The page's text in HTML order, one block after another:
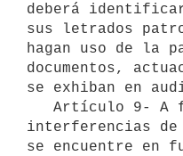
deberá
sus letrados
hagan uso de la
documentos,
se exhiban en
interferencias de
se encuentre en